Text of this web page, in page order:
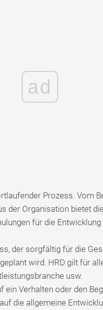
ad
Prozess. Vom
der Organisation bietet
für die
der sorgfältig für die
wird. HRD gilt für
usw.
ein Verhalten oder den
die allgemeine